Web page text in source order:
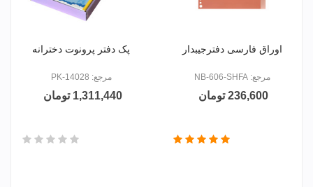
اوراق فارسی دفترجیبدار
مرجع: NB-606-SHFA
236,600 تومان
پک دفتر پرونوت دخترانه
مرجع: PK-14028
1,311,440 تومان